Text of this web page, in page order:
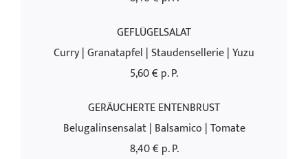
GEFLÜGELSALAT
Curry | Granatapfel | Staudensellerie | Yuzu
5,60 € p. P.
GERÄUCHERTE ENTENBRUST
Belugalinsensalat | Balsamico | Tomate
8,40 € p. P.